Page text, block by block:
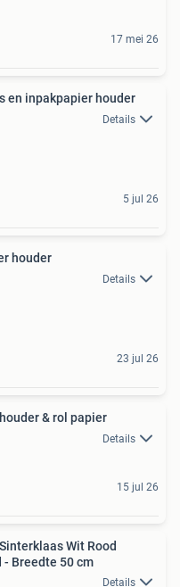
17 mei 26
en inpakpapier houder
Details
5 jul 26
houder
Details
23 jul 26
& rol papier
Details
15 jul 26
Wit Rood
- Breedte 50 cm
Details